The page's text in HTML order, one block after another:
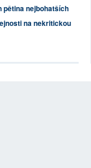
pětina nejbohatších
na nekritickou